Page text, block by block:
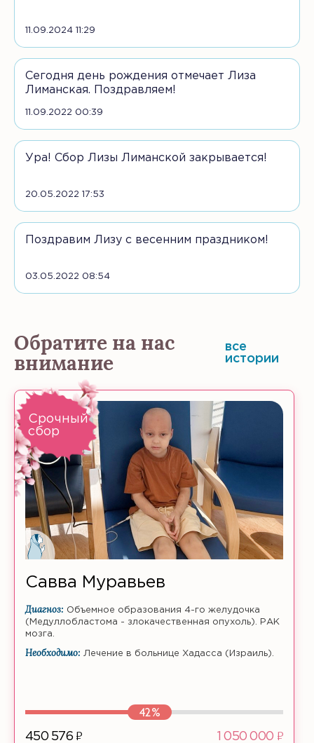
11.09.2024 11:29
Сегодня день рождения отмечает Лиза
Лиманская. Поздравляем!
11.09.2022 00:39
Ура! Сбор Лизы Лиманской закрывается!
20.05.2022 17:53
Поздравим Лизу с весенним праздником!
03.05.2022 08:54
Обратите на нас
внимание
все
истории
Срочный
сбор
Савва Муравьев
Диагноз: Объемное образования 4-го желудочка
(Медуллобластома - злокачественная опухоль). РАК
мозга.
Необходимо: Лечение в больнице Хадасса (Израиль).
42%
450 576 ф 1 050 000 ф